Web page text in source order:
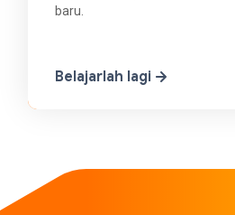
baru.
Belajarlah lagi